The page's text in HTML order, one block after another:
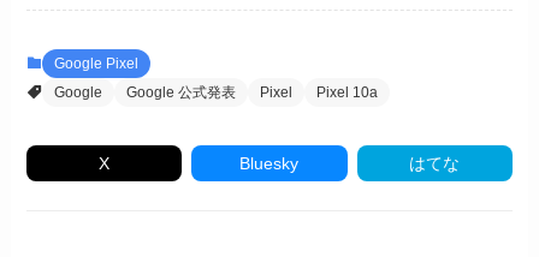
Google Pixel
Google
Google 公式発表 Pixel Pixel 10a
X Bluesky はてな